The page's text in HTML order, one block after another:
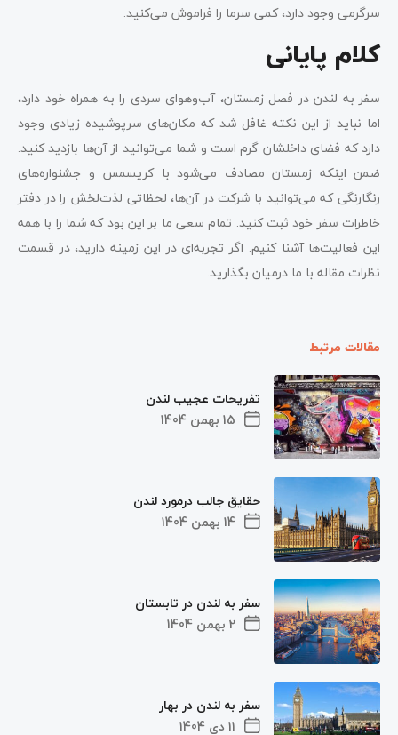
سرگرمی وجود دارد، کمی سرما را فراموش می‌کنید.
کلام پایانی
سفر به لندن در فصل زمستان، آب‌وهوای سردی را به همراه خود دارد،
اما نباید از این نکته غافل شد که مکان‌های سرپوشیده زیادی وجود
دارد که فضای داخلشان گرم است و شما می‌توانید از آن‌ها بازدید کنید.
ضمن اینکه زمستان مصادف می‌شود با کریسمس و جشنواره‌های
رنگارنگی که می‌توانید با شرکت در آن‌ها، لحظاتی لذت‌لخش را در دفتر
خاطرات سفر خود ثبت کنید. تمام سعی ما بر این بود که شما را با همه
این فعالیت‌ها آشنا کنیم. اگر تجربه‌ای در این زمینه دارید، در قسمت
نظرات مقاله با ما درمیان بگذارید.
مقالات مرتبط
15 بهمن 1404
تفریحات عجیب لندن
14 بهمن 1404
حقایق جالب درمورد لندن
2 بهمن 1404
سفر به لندن در تابستان
11 دی 1404
سفر به لندن در بهار